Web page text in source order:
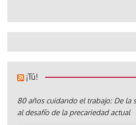
¡Tú!
80 años cuidando el trabajo: De la
al desafío de la precariedad actual